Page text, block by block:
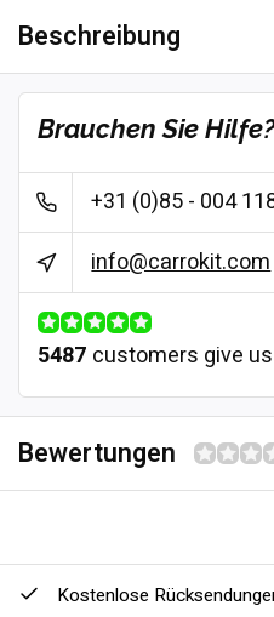
Beschreibung
Brauchen Sie Hilfe?
+31 (0)85 - 004
info@carrokit.com
5487 customers give
Bewertungen
Kostenlose